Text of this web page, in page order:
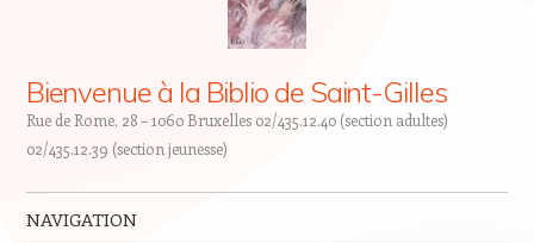
Bienvenue à la Biblio de Saint-Gilles
Rue de Rome, 28 – 1060 Bruxelles 02/435.12.40 (section adultes)
02/435.12.39 (section jeunesse)
NAVIGATION